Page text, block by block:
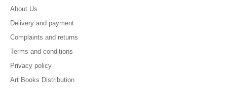
About Us
Delivery and payment
Complaints and returns
Terms and conditions
Privacy policy
Art Books Distribution